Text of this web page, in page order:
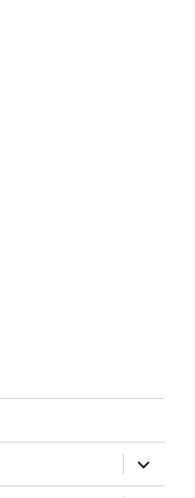
ouvrir
le
sous-